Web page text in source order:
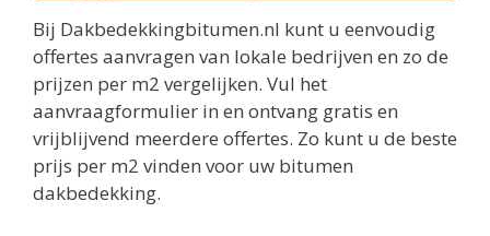
Bij Dakbedekkingbitumen.nl kunt u eenvoudig
offertes aanvragen van lokale bedrijven en zo de
prijzen per m2 vergelijken. Vul het
aanvraagformulier in en ontvang gratis en
vrijblijvend meerdere offertes. Zo kunt u de beste
prijs per m2 vinden voor uw bitumen
dakbedekking.